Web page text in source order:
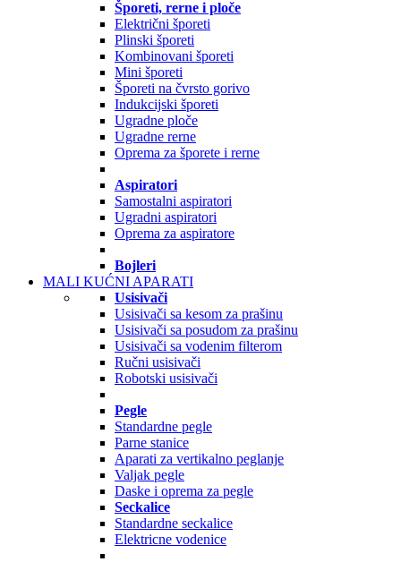
Šporeti, rerne i ploče
Električni šporeti
Plinski šporeti
Kombinovani šporeti
Mini šporeti
Šporeti na čvrsto gorivo
Indukcijski šporeti
Ugradne ploče
Ugradne rerne
Oprema za šporete i rerne
Aspiratori
Samostalni aspiratori
Ugradni aspiratori
Oprema za aspiratore
Bojleri
MALI KUĆNI APARATI
Usisivači
Usisivači sa kesom za prašinu
Usisivači sa posudom za prašinu
Usisivači sa vodenim filterom
Ručni usisivači
Robotski usisivači
Pegle
Standardne pegle
Parne stanice
Aparati za vertikalno peglanje
Valjak pegle
Daske i oprema za pegle
Seckalice
Standardne seckalice
Elektricne vodenice